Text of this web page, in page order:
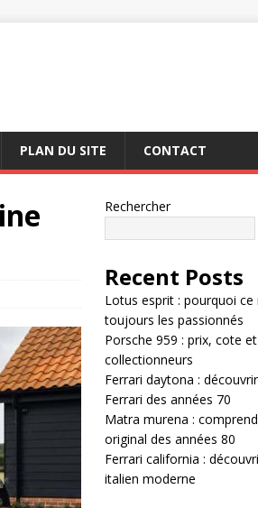
PLAN DU SITE CONTACT
Rechercher
Recent Posts
Lotus esprit : pourquoi
toujours les passionnés
Porsche 959 : prix, cote
collectionneurs
Ferrari daytona :
Ferrari des années 70
Matra murena :
original des années 80
Ferrari california :
italien moderne